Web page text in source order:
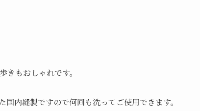
もおしゃれです。
内縫製ですので何回も洗ってご使用できます。